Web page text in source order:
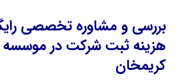
بررسی و مشاوره تخصصی
هزینه ثبت شرکت در موسسه
کریمخان